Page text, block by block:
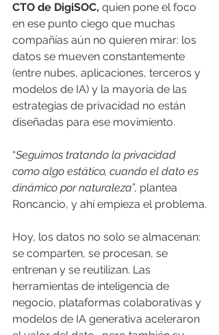
CTO de DigiSOC, quien pone el foco
en ese punto ciego que muchas
compañías aún no quieren mirar: los
datos se mueven constantemente
(entre nubes, aplicaciones, terceros y
modelos de IA) y la mayoría de las
estrategias de privacidad no están
diseñadas para ese movimiento.
“Seguimos tratando la privacidad
como algo estático, cuando el dato es
dinámico por naturaleza”, plantea
Roncancio, y ahí empieza el problema.
Hoy, los datos no solo se almacenan:
se comparten, se procesan, se
entrenan y se reutilizan. Las
herramientas de inteligencia de
negocio, plataformas colaborativas y
modelos de IA generativa aceleraron